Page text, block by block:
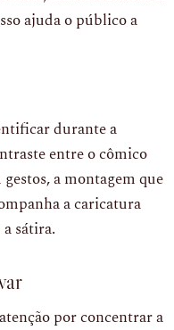
ajuda o público a
durante a
entre o cômico
a montagem que
a caricatura
sátira.
por concentrar a